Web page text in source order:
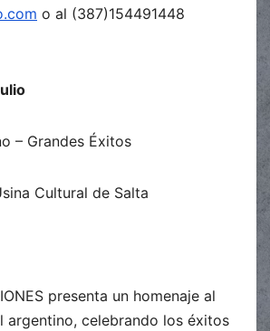
o al (387)154491448
– Grandes Éxitos
Cultural de Salta
presenta un homenaje al
argentino, celebrando los éxitos